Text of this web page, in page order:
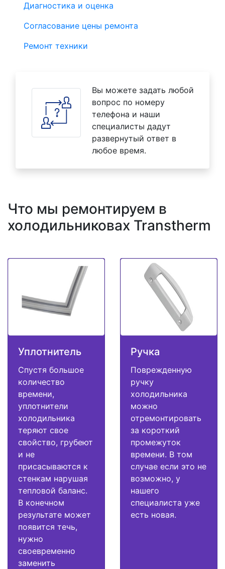
Диагностика и оценка
Согласование цены ремонта
Ремонт техники
Вы можете задать любой
вопрос по номеру
телефона и наши
специалисты дадут
развернутый ответ в
любое время.
Что мы ремонтируем в
холодильниковах Transtherm
Уплотнитель
Спустя большое
количество
времени,
уплотнители
холодильника
теряют свое
свойство, грубеют
и не
присасываются к
стенкам нарушая
тепловой баланс.
В конечном
результате может
появится течь,
нужно
своевременно
заменить
Ручка
Поврежденную
ручку
холодильника
можно
отремонтировать
за короткий
промежуток
времени. В том
случае если это не
возможно, у
нашего
специалиста уже
есть новая.